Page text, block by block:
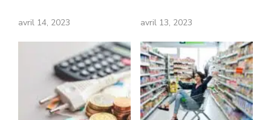
avril 14, 2023 avril 13, 2023